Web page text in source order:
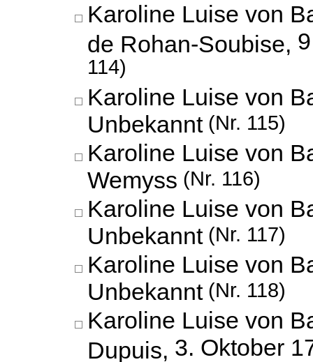
Karoline Luise von
de Rohan-Soubise,
114)
Karoline Luise von
Unbekannt (Nr. 115)
Karoline Luise von
Wemyss (Nr. 116)
Karoline Luise von
Unbekannt (Nr. 117)
Karoline Luise von
Unbekannt (Nr. 118)
Karoline Luise von
Dupuis, 3. Oktober